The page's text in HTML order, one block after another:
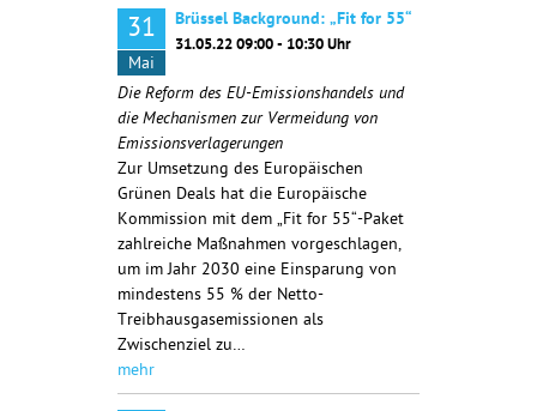
31
Mai
Brüssel Background: „Fit for 55“
31.05.22 09:00 - 10:30 Uhr
Die Reform des EU-Emissionshandels und
die Mechanismen zur Vermeidung von
Emissionsverlagerungen
Zur Umsetzung des Europäischen
Grünen Deals hat die Europäische
Kommission mit dem „Fit for 55“-Paket
zahlreiche Maßnahmen vorgeschlagen,
um im Jahr 2030 eine Einsparung von
mindestens 55 % der Netto-
Treibhausgasemissionen als
Zwischenziel zu…
mehr